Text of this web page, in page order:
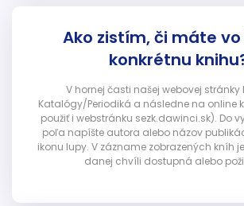
Ako zistím, či máte
konkrétnu
V hornej časti našej webovej stránky
Katalógy/Periodiká a následne na online
použiť i webstránku sezk.dawinci.sk). Do
poľa napíšte autora alebo názov
ikonu lupy. V zázname zobrazených kníh
danej chvíli dostupná alebo